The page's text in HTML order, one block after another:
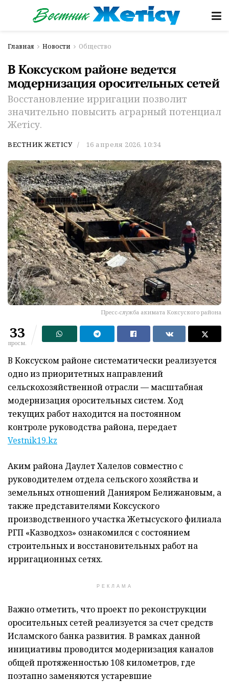
Главная Новости Общество
В Коксуском районе ведется
модернизация оросительных сетей
Восстановление ирригации позволит
значительно повысить аграрный потенциал
Жетісу.
ВЕСТНИК ЖЕТІСУ 16 апреля 2026, 10:34
Пресс-служба акимата Коксуского района
33
просм.
В Коксуском районе систематически реализуется
одно из приоритетных направлений
сельскохозяйственной отрасли — масштабная
модернизация оросительных систем. Ход
текущих работ находится на постоянном
контроле руководства района, передает
Vestnik19.kz
Аким района Даулет Халелов совместно с
руководителем отдела сельского хозяйства и
земельных отношений Данияром Белижановым, а
также представителями Коксуского
производственного участка Жетысуского филиала
РГП «Казводхоз» ознакомился с состоянием
строительных и восстановительных работ на
ирригационных сетях.
РЕКЛАМА
Важно отметить, что проект по реконструкции
оросительных сетей реализуется за счет средств
Исламского банка развития. В рамках данной
инициативы проводится модернизация каналов
общей протяженностью 108 километров, где
поэтапно заменяются устаревшие